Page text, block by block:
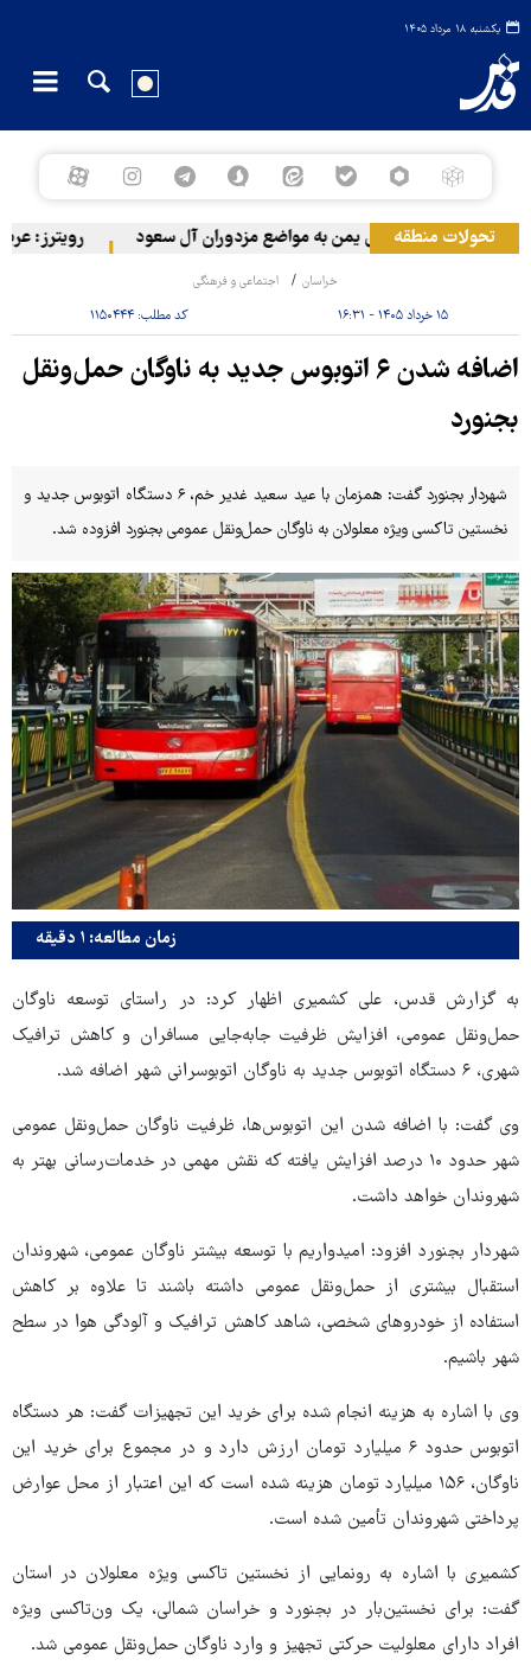
یکشنبه ۱۸ مرداد ۱۴۰۵
تحولات منطقه
حمله ارتش یمن به مواضع مزدوران آل سعود رویترز: عربستان ۸۶ درصد از موشک‌های پاتریوت خود را
خراسان اجتماعی و فرهنگی
۱۵ خرداد ۱۴۰۵ - ۱۶:۳۱ کد مطلب:۱۱۵۰۴۴۴
اضافه شدن ۶ اتوبوس جدید به ناوگان حمل‌ونقل
بجنورد
شهردار بجنورد گفت: همزمان با عید سعید غدیر خم، ۶ دستگاه اتوبوس جدید و
نخستین تاکسی ویژه معلولان به ناوگان حمل‌ونقل عمومی بجنورد افزوده شد.
زمان مطالعه: ۱ دقیقه
به گزارش قدس، علی کشمیری اظهار کرد: در راستای توسعه ناوگان
حمل‌ونقل عمومی، افزایش ظرفیت جابه‌جایی مسافران و کاهش ترافیک
شهری، ۶ دستگاه اتوبوس جدید به ناوگان اتوبوسرانی شهر اضافه شد.
وی گفت: با اضافه شدن این اتوبوس‌ها، ظرفیت ناوگان حمل‌ونقل عمومی
شهر حدود ۱۰ درصد افزایش یافته که نقش مهمی در خدمات‌رسانی بهتر به
شهروندان خواهد داشت.
شهردار بجنورد افزود: امیدواریم با توسعه بیشتر ناوگان عمومی، شهروندان
استقبال بیشتری از حمل‌ونقل عمومی داشته باشند تا علاوه بر کاهش
استفاده از خودروهای شخصی، شاهد کاهش ترافیک و آلودگی هوا در سطح
شهر باشیم.
وی با اشاره به هزینه انجام شده برای خرید این تجهیزات گفت: هر دستگاه
اتوبوس حدود ۶ میلیارد تومان ارزش دارد و در مجموع برای خرید این
ناوگان، ۱۵۶ میلیارد تومان هزینه شده است که این اعتبار از محل عوارض
پرداختی شهروندان تأمین شده است.
کشمیری با اشاره به رونمایی از نخستین تاکسی ویژه معلولان در استان
گفت: برای نخستین‌بار در بجنورد و خراسان شمالی، یک ون‌تاکسی ویژه
افراد دارای معلولیت حرکتی تجهیز و وارد ناوگان حمل‌ونقل عمومی شد.